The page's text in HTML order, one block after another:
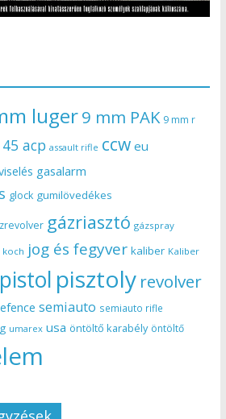
luger9 mm PAK 9 mm r
45 acp assault rifle ccw eu
gasalarm
glock gumilövedékes
gázriasztó gázspray
koch jog és fegyver kaliber Kaliber
pistol pisztoly revolver
semiauto semiauto rifle
umarex usa öntöltő karabély öntöltő